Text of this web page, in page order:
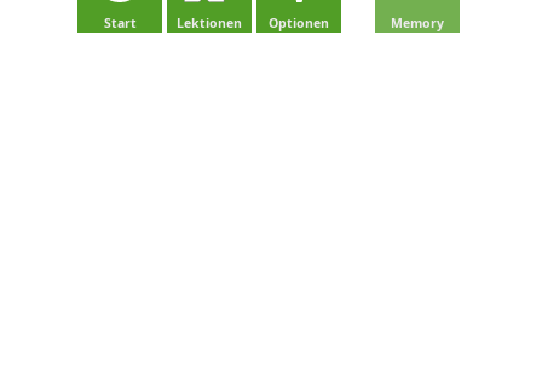
Start Lektionen Optionen Memory